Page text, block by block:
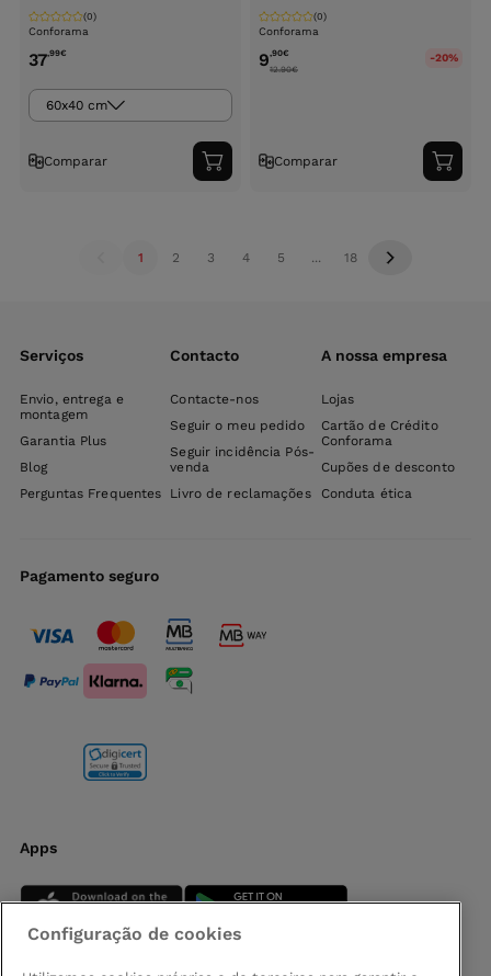
Conforama
(0)
37,99€
60x40 cm
Comparar
Adicionar
ao
Conforama
(0)
9,90€
12.90€
-20%
Comparar
ao
1 2 3 4 5 ... 18
Serviços
Envio, entrega e
montagem
Garantia Plus
Blog
Perguntas Frequentes
Contacto
Contacte-nos
Seguir o meu pedido
Seguir incidência Pós-
venda
Livro de reclamações
A nossa empresa
Lojas
Cartão de Crédito
Conforama
Cupões de desconto
Conduta ética
Pagamento seguro
Apps
Configuração de cookies